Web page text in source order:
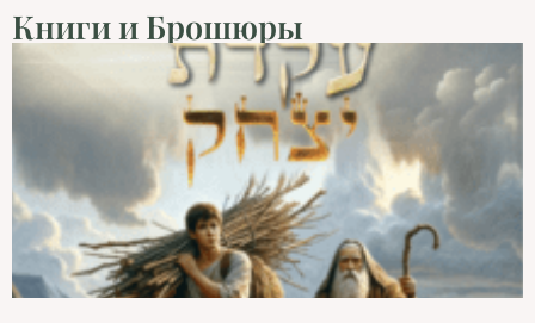
Книги и Брошюры